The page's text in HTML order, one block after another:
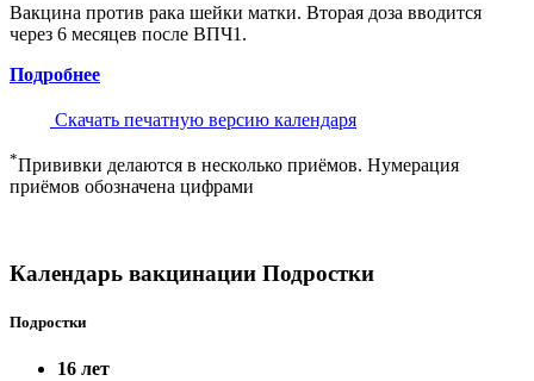
Вакцина против рака шейки матки. Вторая доза вводится
через 6 месяцев после ВПЧ1.
Подробнее
Скачать печатную версию календаря
*Прививки делаются в несколько приёмов. Нумерация
приёмов обозначена цифрами
Календарь вакцинации Подростки
Подростки
16 лет